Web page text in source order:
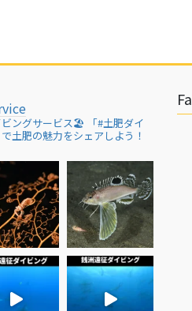
ビングサービス🏖
「#土肥ダイ
土肥の魅力をシェアしよう！